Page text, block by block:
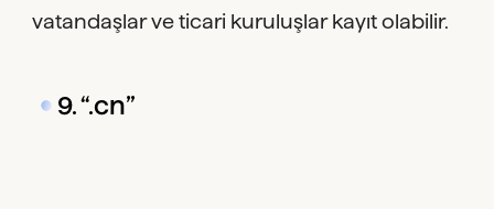
vatandaşlar ve ticari kuruluşlar kayıt olabilir.
9. “.cn”